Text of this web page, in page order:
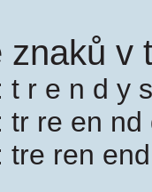
znaků v
t r e n d y
tr re en
tre ren